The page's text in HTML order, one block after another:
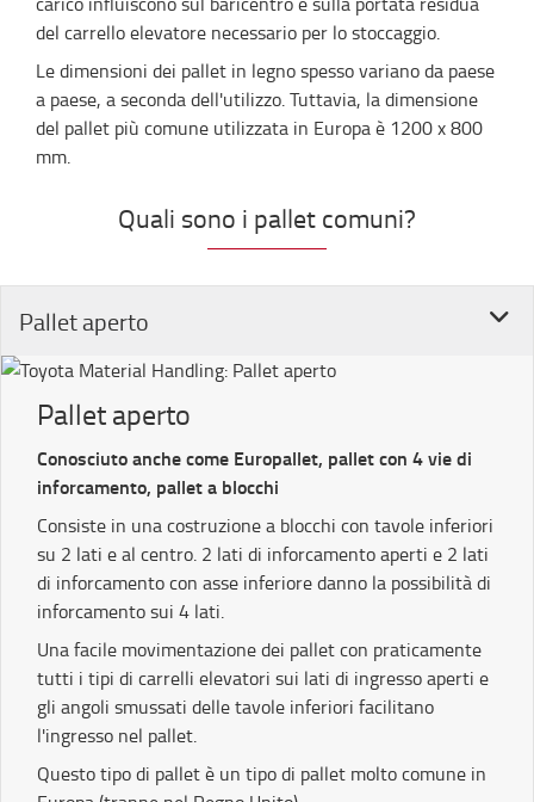
del carrello elevatore necessario per lo stoccaggio.
Le dimensioni dei pallet in legno spesso variano da paese
a paese, a seconda dell'utilizzo. Tuttavia, la dimensione
del pallet più comune utilizzata in Europa è 1200 x 800
mm.
Quali sono i pallet comuni?
Pallet aperto
Pallet aperto
Conosciuto anche come Europallet, pallet con 4 vie di
inforcamento, pallet a blocchi
Consiste in una costruzione a blocchi con tavole inferiori
su 2 lati e al centro. 2 lati di inforcamento aperti e 2 lati
di inforcamento con asse inferiore danno la possibilità di
inforcamento sui 4 lati.
Una facile movimentazione dei pallet con praticamente
tutti i tipi di carrelli elevatori sui lati di ingresso aperti e
gli angoli smussati delle tavole inferiori facilitano
l'ingresso nel pallet.
Questo tipo di pallet è un tipo di pallet molto comune in